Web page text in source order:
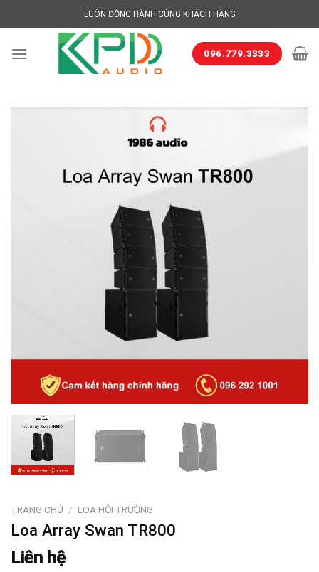
to
LUÔN ĐỒNG HÀNH CÙNG KHÁCH HÀNG
096.779.3333
TRANG CHỦ / LOA HỘI TRƯỜNG
Loa Array Swan TR800
Liên hệ